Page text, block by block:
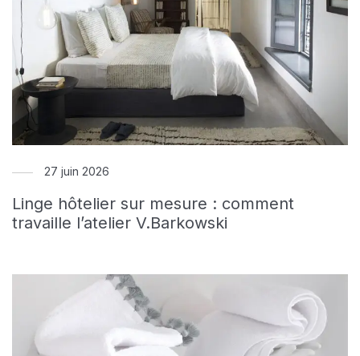
27 juin 2026
Linge hôtelier sur mesure : comment
travaille l’atelier V.Barkowski